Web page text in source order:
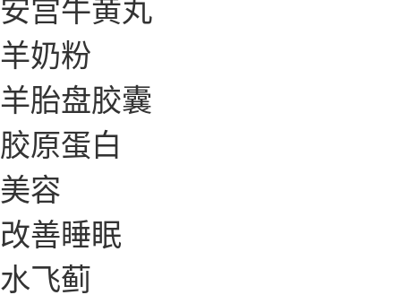
安宫牛黄丸
羊奶粉
羊胎盘胶囊
胶原蛋白
美容
改善睡眠
水飞蓟